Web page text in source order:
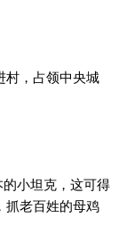
，占领中央城
小坦克，这可得
抓老百姓的母鸡